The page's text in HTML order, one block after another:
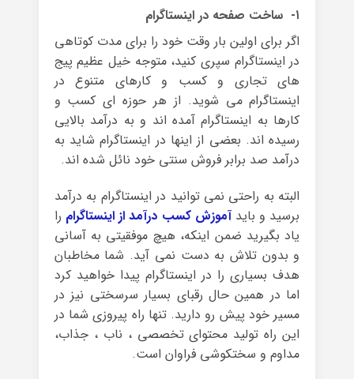
۱- ساخت صفحه در اینستاگرام
اگر برای اولین بار وقت خود را برای مدت کوتاهی
در اینستاگرام سپری کنید، متوجه خیل عظیم پیج
های تجاری و کسب و کارهای متنوع در
اینستاگرام می شوید. از هر حوزه ای کسب و
کارها به اینستاگرام آمده اند و به درآمد بالایی
رسیده اند. بعضی از اینها در اینستاگرام شاید به
درآمد صد برابر فروش سنتی خود نائل شده اند.
البته به راحتی نمی توانید در اینستاگرام به درآمد
برسید و بایدآموزش کسب درآمد از اینستاگرام را
یاد بگیرید ضمن اینکه، هیچ موفقیتی به آسانی
و بدون تلاش به دست نمی آید. شما مخاطبان
هدف بسیاری را در اینستاگرام پیدا خواهید کرد
اما در همین حال رقبای بسیار سرسختی نیز در
مسیر خود پیش رو دارید. تنها راه پیروزی شما در
این راه تولید محتوای تخصصی ، ناب ، جذاب،
مداوم و سختکوشی فراوان است.